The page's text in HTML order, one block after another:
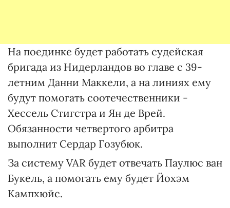
На поединке будет работать судейская
бригада из Нидерландов во главе с 39-
летним Данни Маккели, а на линиях ему
будут помогать соотечественники -
Хессель Стигстра и Ян де Врей.
Обязанности четвертого арбитра
выполнит Сердар Гозубюк.
За систему VAR будет отвечать Паулюс ван
Букель, а помогать ему будет Йохэм
Кампхюйс.